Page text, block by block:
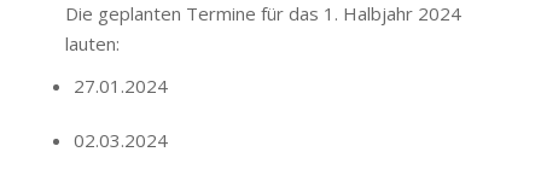
Die geplanten Termine für das 1. Halbjahr 2024
lauten:
27.01.2024
02.03.2024